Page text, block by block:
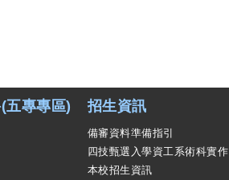
五專專區) 招生資訊
備審資料準備指引
四技甄選入學資工系術科實作
本校招生資訊